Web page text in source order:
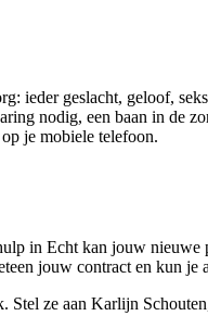
ieder geslacht, geloof,
nodig, een baan in de
je mobiele telefoon.
in Echt kan jouw
jouw contract en kun je
Stel ze aan Karlijn